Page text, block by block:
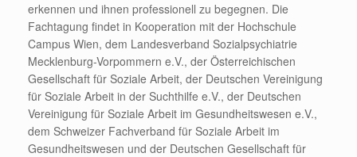
erkennen und ihnen professionell zu begegnen. Die
Fachtagung findet in Kooperation mit der Hochschule
Campus Wien, dem Landesverband Sozialpsychiatrie
Mecklenburg-Vorpommern e.V., der Österreichischen
Gesellschaft für Soziale Arbeit, der Deutschen Vereinigung
für Soziale Arbeit in der Suchthilfe e.V., der Deutschen
Vereinigung für Soziale Arbeit im Gesundheitswesen e.V.,
dem Schweizer Fachverband für Soziale Arbeit im
Gesundheitswesen und der Deutschen Gesellschaft für